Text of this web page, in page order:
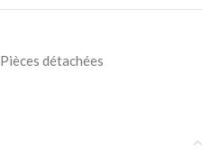
Pièces détachées